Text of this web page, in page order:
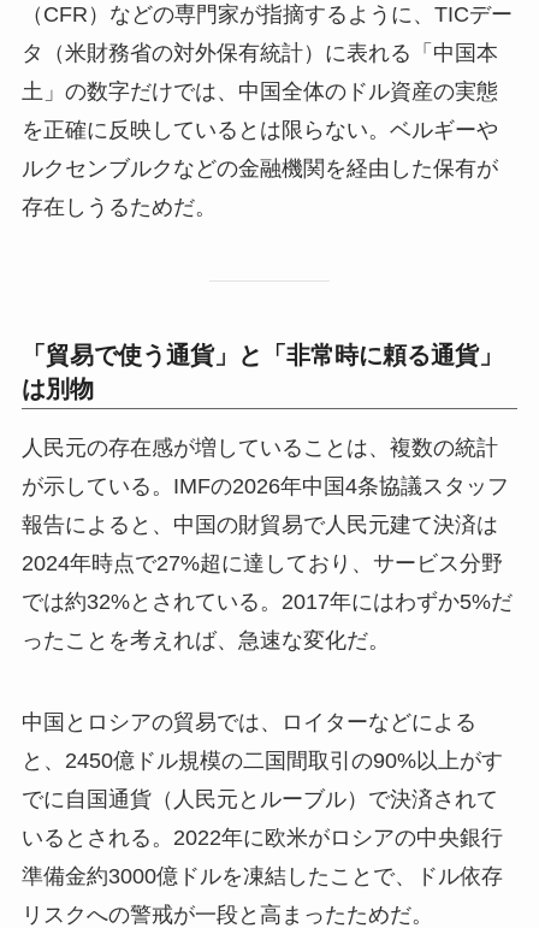
（CFR）などの専門家が指摘するように、TICデー
タ（米財務省の対外保有統計）に表れる「中国本
土」の数字だけでは、中国全体のドル資産の実態
を正確に反映しているとは限らない。ベルギーや
ルクセンブルクなどの金融機関を経由した保有が
存在しうるためだ。
「貿易で使う通貨」と「非常時に頼る通貨」
は別物
人民元の存在感が増していることは、複数の統計
が示している。IMFの2026年中国4条協議スタッフ
報告によると、中国の財貿易で人民元建て決済は
2024年時点で27%超に達しており、サービス分野
では約32%とされている。2017年にはわずか5%だ
ったことを考えれば、急速な変化だ。
中国とロシアの貿易では、ロイターなどによる
と、2450億ドル規模の二国間取引の90%以上がす
でに自国通貨（人民元とルーブル）で決済されて
いるとされる。2022年に欧米がロシアの中央銀行
準備金約3000億ドルを凍結したことで、ドル依存
リスクへの警戒が一段と高まったためだ。